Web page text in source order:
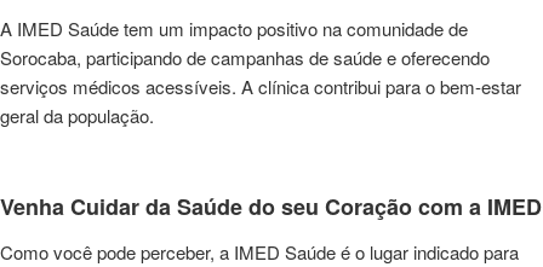
A IMED Saúde tem um impacto positivo na comunidade de
Sorocaba, participando de campanhas de saúde e oferecendo
serviços médicos acessíveis. A clínica contribui para o bem-estar
geral da população.
Venha Cuidar da Saúde do seu Coração com a IMED
Como você pode perceber, a IMED Saúde é o lugar indicado para